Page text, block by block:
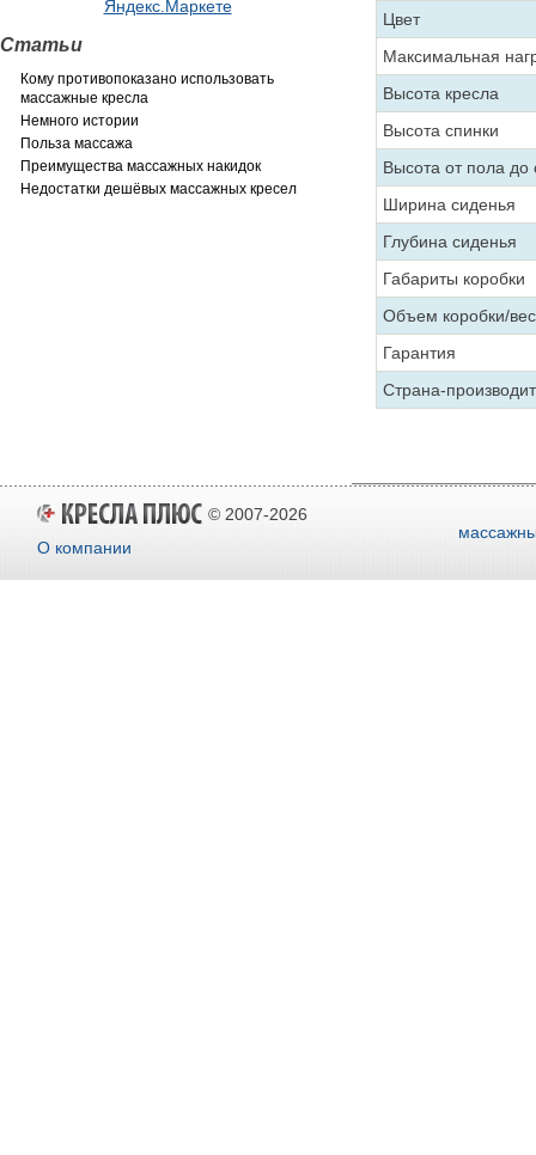
Статьи
Кому противопоказано использовать
массажные кресла
Немного истории
Польза массажа
Преимущества массажных накидок
Недостатки дешёвых массажных кресел
Цвет
Максимальная
Высота кресла
Высота спинки
Высота от пола до
Ширина сиденья
Глубина сиденья
Габариты коробки
Объем коробки/вес
Гарантия
Страна-
© 2007-2026
О компании